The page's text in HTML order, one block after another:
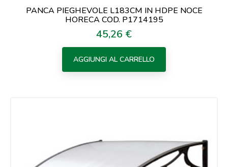
PANCA PIEGHEVOLE L183CM IN HDPE NOCE
HORECA COD. P1714195
Prezzo
45,26 €
AGGIUNGI AL CARRELLO